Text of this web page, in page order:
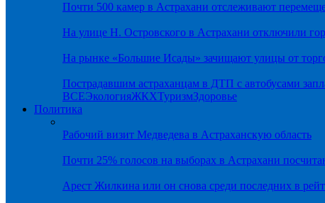
Почти 500 камер в Астрахани отслеживают
На улице Н. Островского в Астрахани отключили
На рынке «Большие Исады» зачищают улицы от
Пострадавшим астраханцам в ДТП с автобусами
ВСЕЭкологияЖКХТуризмЗдоровье
Политика
Рабочий визит Медведева в Астраханскую область
Почти 25% голосов на выборах в Астрахани
Арест Жилкина или он снова среди последних в